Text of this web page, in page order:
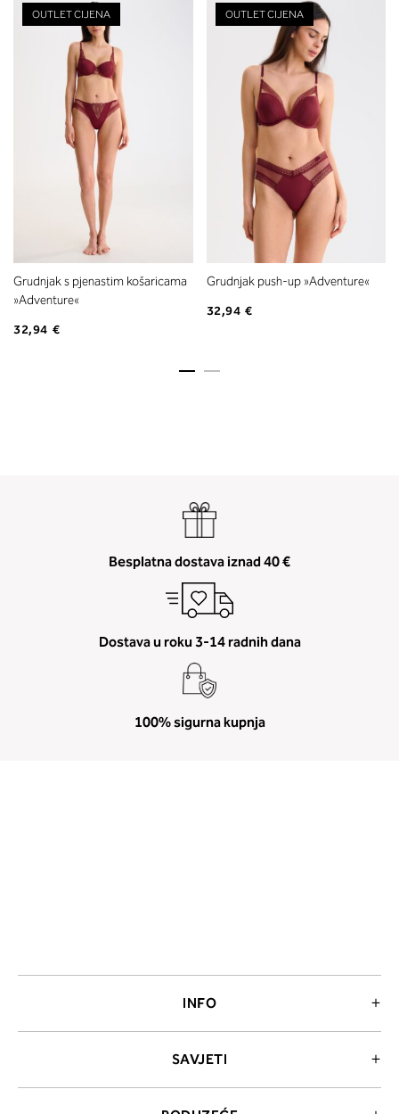
OUTLET CIJENA
Grudnjak s pjenastim košaricama
»Adventure«
32,94 €
OUTLET CIJENA
Grudnjak push-up »Adventure«
32,94 €
Besplatna dostava iznad 40 €
Dostava u roku 3-14 radnih dana
100% sigurna kupnja
INFO
SAVJETI
2. Prsni obseg
Izmerite prsni obseg. Šiviljski
položite čez hrbet v višini
izreza in čez prsi, v višini bradavic
vdolbine med prsmi. V razdelku 2.
boste prebrali, katera globina
ustreza vaši meri (A, B …) – iščite v
stolpcu, ki ste ga določili s
obsegom.